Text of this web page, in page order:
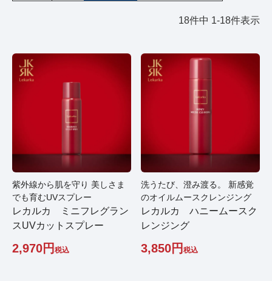
18件中 1-18件表示
紫外線から肌を守り 美しさま
でも育むUVスプレー
レカルカ ミニフレグラン
スUVカットスプレー
2,970 税込
洗うたび、澄み渡る。 新感覚
のオイルムースクレンジング
レカルカ ハニームースク
レンジング
3,850 税込